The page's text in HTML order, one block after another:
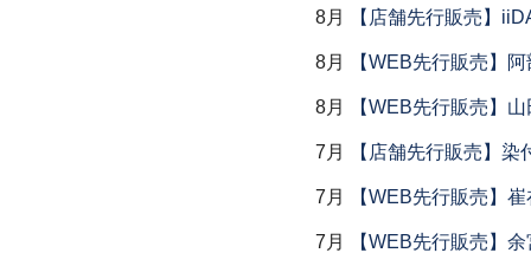
8月 【店舗先行販売】
8月 【WEB先行販売】
8月 【WEB先行販売】
7月 【店舗先行販売】染
7月 【WEB先行販売】
7月 【WEB先行販売】